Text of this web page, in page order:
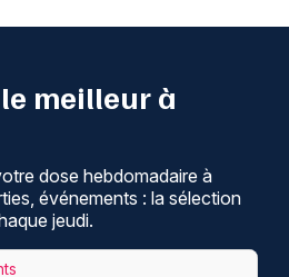
meilleur à
dose hebdomadaire à
événements : la sélection
jeudi.